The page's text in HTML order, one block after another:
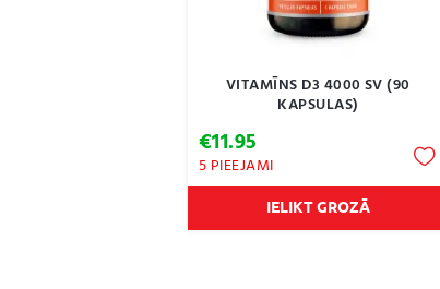
VITAMĪNS D3 4000 SV (90
KAPSULAS)
€11.95
5 PIEEJAMI
IELIKT GROZĀ